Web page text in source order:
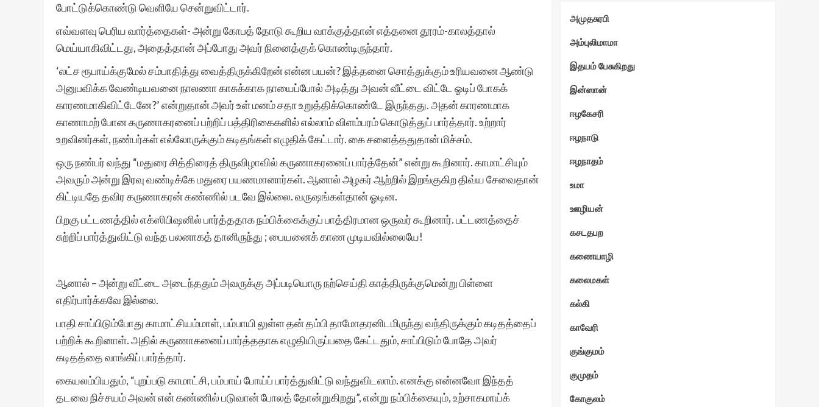
போட்டுக்கொண்டு வெளியே சென்றுவிட்டார்.
எவ்வளவு பெரிய வார்த்தைகள்- அன்று கோபத் தோடு கூறிய வாக்குத்தான் எத்தனை தூரம்-காலத்தால்
மெய்யாகிவிட்டது, அதைத்தான் அப்போது அவர் நினைத்குக் கொண்டிருந்தார்.
‘லட்ச ரூபாய்க்குமேல் சம்பாதித்து வைத்திருக்கிறேன் என்ன பயன்? இத்தனை சொத்துக்கும் உரியவனை ஆண்டு
அனுபவிக்க வேண்டியவனை நாலணா காசுக்காக நாயைப்போல் அடித்து அவன் வீட்டை விட்டே ஓடிப் போகக்
காரணமாகிவிட்டேனே?’ என்றுதான் அவர் உள் மனம் சதா உறுத்திக்கொண்டே இருந்தது. அதன் காரணமாக
காணாமற் போன கருணாகரனைப் பற்றிப் பத்திரிகைகளில் எல்லாம் விளம்பரம் கொடுத்துப் பார்த்தார். உற்றார்
உறவினர்கள், நண்பர்கள் எல்லோருக்கும் கடிதங்கள் எழுதிக் கேட்டார். கை சளைத்ததுதான் மிச்சம்.
ஒரு நண்பர் வந்து “மதுரை சித்திரைத் திருவிழாவில் கருணாகரனைப் பார்த்தேன்” என்று கூறினார். காமாட்சியும்
அவரும் அன்று இரவு வண்டிக்கே மதுரை பயணமானார்கள். ஆனால் அழகர் ஆற்றில் இறங்குகிற திவ்ய சேவைதான்
கிட்டியதே தவிர கருணாகரன் கண்ணில் படவே இல்லை. வருஷங்கள்தான் ஓடின.
பிறகு பட்டணத்தில் எக்ஸிபிஷனில் பார்த்ததாக நம்பிக்கைக்குப் பாத்திரமான ஒருவர் கூறினார். பட்டணத்தைச்
சுற்றிப் பார்த்துவிட்டு வந்த பலனாகத் தானிருந்து ; பையனைக் காண முடியவில்லையே!
ஆனால் – அன்று வீட்டை அடைந்ததும் அவருக்கு அப்படியொரு நற்செய்தி காத்திருக்குமென்று பிள்ளை
எதிர்பார்க்கவே இல்லை.
பாதி சாப்பிடும்போது காமாட்சியம்மாள், பம்பாயி லுள்ள தன் தம்பி தாமோதரனிடமிருந்து வந்திருக்கும் கடிதத்தைப்
பற்றிக் கூறினாள். அதில் கருணாகனைப் பார்த்ததாக எழுதியிருப்பதை கேட்டதும், சாப்பிடும் போதே அவர்
கடிதத்தை வாங்கிப் பார்த்தார்.
கையலம்பியதும், “புறப்படு காமாட்சி, பம்பாய் போய்ப் பார்த்துவிட்டு வந்துவிடலாம். எனக்கு என்னவோ இந்தத்
தடவை நிச்சயம் அவன் என் கண்ணில் படுவான் போலத் தோன்றுகிறது”, என்று நம்பிக்கையும், உற்சாகமாய்க்
அமுதசுரபி
அம்புலிமாமா
இதயம் பேசுகிறது
இன்ஸான்
ஈழகேசரி
ஈழநாடு
ஈழநாதம்
உமா
ஊழியன்
கசடதபற
கணையாழி
கலைமகள்
கல்கி
காவேரி
குங்குமம்
குமுதம்
கோகுலம்